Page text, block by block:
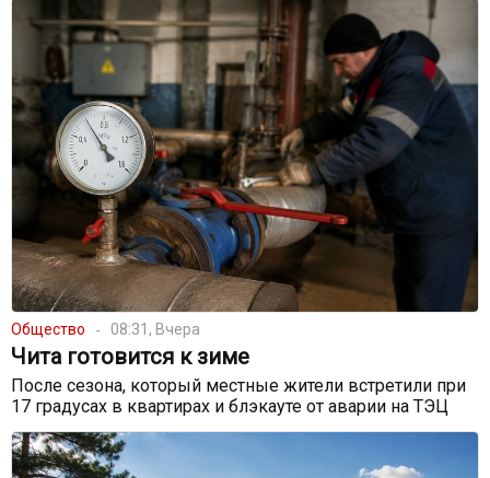
Общество 08:31, Вчера
Чита готовится к зиме
После сезона, который местные жители встретили при
17 градусах в квартирах и блэкауте от аварии на ТЭЦ